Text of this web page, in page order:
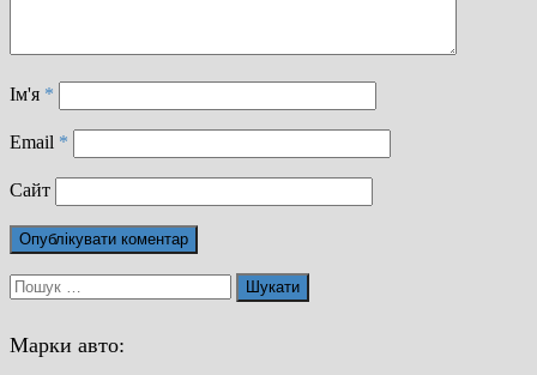
Ім'я *
Email *
Сайт
Пошук:
Марки авто: